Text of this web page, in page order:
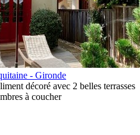
- Gironde
décoré avec 2 belles terrasses
à coucher